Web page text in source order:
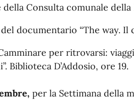
Consulta comunale della
documentario “The way. Il
per ritrovarsi:
Biblioteca D’Addosio, ore 19.
per la Settimana della